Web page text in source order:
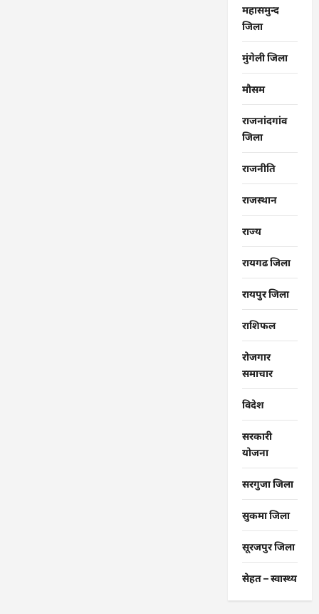
महासमुन्द
जिला
मुंगेली जिला
मौसम
राजनांदगांव
जिला
राजनीति
राजस्थान
राज्‍य
रायगढ जिला
रायपुर जिला
राशिफल
रोजगार
समाचार
विदेश
सरकारी
योजना
सरगुजा जिला
सुकमा जिला
सूरजपुर जिला
सेहत – स्‍वास्‍थ्‍य